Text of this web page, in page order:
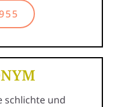
schlichte und